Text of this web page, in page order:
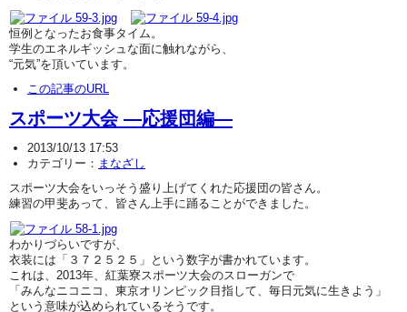
恒例となったお食事タイム。
学生のエネルギッシュな面に触れながら、
“元気”を頂いています。
この記事のURL
スポーツ大会 ―応援団編―
2013/10/13 17:53
カテゴリー： まなざし
スポーツ大会をいっそう盛り上げてくれた応援団の皆さん。
練習の甲斐あって、皆さん上手に踊ることができました。
わかりづらいですが、
衣装には「３７２５２５」という数字が書かれています。
これは、2013年、紅葉寮スポーツ大会のスローガンで
「みんなニコニコ、東京オリンピック目指して、毎日元気に生きよう」
という意味が込められているそうです。